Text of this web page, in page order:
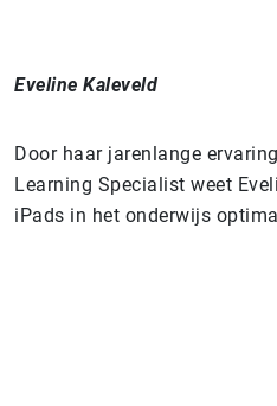
Eveline Kaleveld
Door haar jarenlange
Learning Specialist weet
iPads in het onderwijs